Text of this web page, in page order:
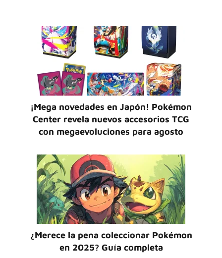
¡Mega novedades en Japón! Pokémon
Center revela nuevos accesorios TCG
con megaevoluciones para agosto
¿Merece la pena coleccionar Pokémon
en 2025? Guía completa